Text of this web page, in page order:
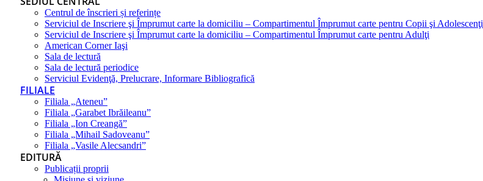
Centrul de înscrieri și referințe
Serviciul de Inscriere şi Împrumut carte la domiciliu – Compartimentul Împrumut carte pentru Copii şi Adolescenţi
Serviciul de Inscriere şi Împrumut carte la domiciliu – Compartimentul Împrumut carte pentru Adulţi
American Corner Iaşi
Sala de lectură
Sala de lectură periodice
Serviciul Evidenţă, Prelucrare, Informare Bibliografică
FILIALE
Filiala „Ateneu”
Filiala „Garabet Ibrăileanu”
Filiala „Ion Creangă”
Filiala „Mihail Sadoveanu”
Filiala „Vasile Alecsandri”
EDITURĂ
Publicații proprii